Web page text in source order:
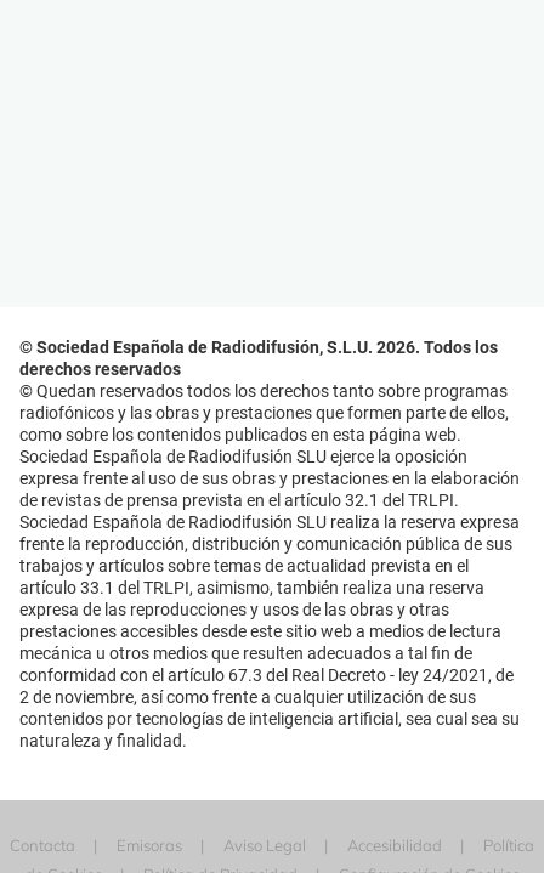
© Sociedad Española de Radiodifusión, S.L.U. 2026. Todos los
derechos reservados
© Quedan reservados todos los derechos tanto sobre programas
radiofónicos y las obras y prestaciones que formen parte de ellos,
como sobre los contenidos publicados en esta página web.
Sociedad Española de Radiodifusión SLU ejerce la oposición
expresa frente al uso de sus obras y prestaciones en la elaboración
de revistas de prensa prevista en el artículo 32.1 del TRLPI.
Sociedad Española de Radiodifusión SLU realiza la reserva expresa
frente la reproducción, distribución y comunicación pública de sus
trabajos y artículos sobre temas de actualidad prevista en el
artículo 33.1 del TRLPI, asimismo, también realiza una reserva
expresa de las reproducciones y usos de las obras y otras
prestaciones accesibles desde este sitio web a medios de lectura
mecánica u otros medios que resulten adecuados a tal fin de
conformidad con el artículo 67.3 del Real Decreto - ley 24/2021, de
2 de noviembre, así como frente a cualquier utilización de sus
contenidos por tecnologías de inteligencia artificial, sea cual sea su
naturaleza y finalidad.
Contacta Emisoras Aviso Legal Accesibilidad
Política